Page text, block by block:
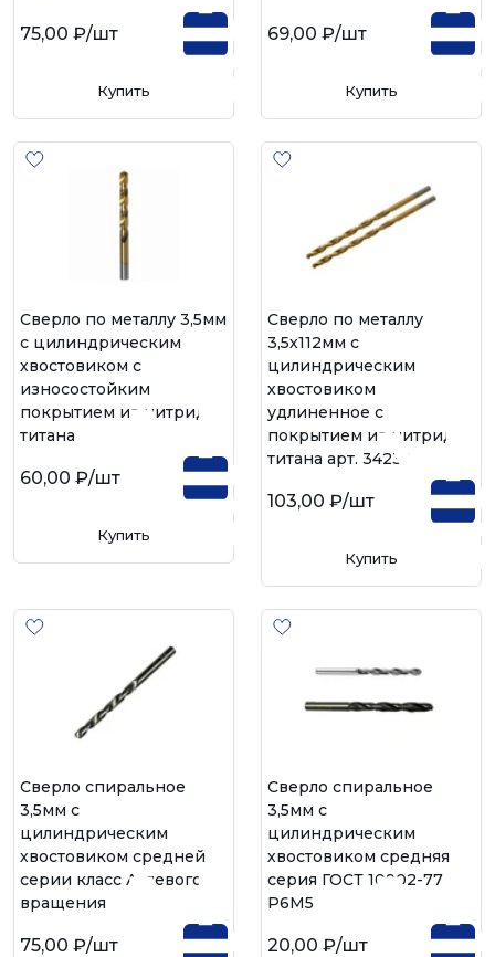
75,00 ₽/шт
Купить
69,00 ₽/шт
Купить
Сверло по металлу 3,5мм
с цилиндрическим
хвостовиком с
износостойким
покрытием из нитрид-
титана
60,00 ₽/шт
Купить
Сверло по металлу
3,5х112мм с
цилиндрическим
хвостовиком
удлиненное с
покрытием из нитрид-
титана арт. 34235
103,00 ₽/шт
Купить
Сверло спиральное
3,5мм с
цилиндрическим
хвостовиком средней
серии класс А, левого
вращения
75,00 ₽/шт
Сверло спиральное
3,5мм с
цилиндрическим
хвостовиком средняя
серия ГОСТ 10902-77
Р6М5
20,00 ₽/шт